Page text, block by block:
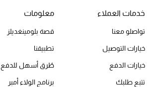
الحقائب النسائية
خدمات العملاء
تواصلو معنا
خيارات التوصيل
خيارات الدفع
تتبع طلبك
معلومات
قصة بلومينغديلز
تطبيقنا
طُرق أسهل للدفع
برنامج الولاء أمبر